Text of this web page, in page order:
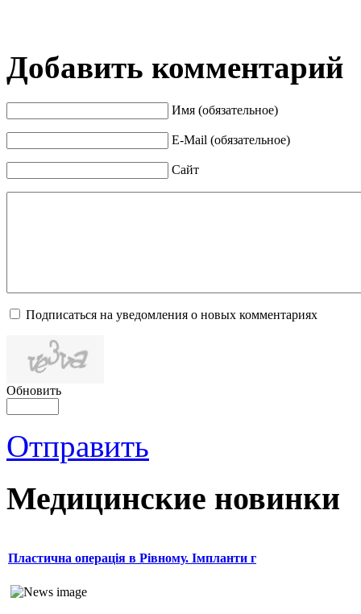
Добавить комментарий
Имя (обязательное)
E-Mail (обязательное)
Сайт
Подписаться на уведомления о новых комментариях
Обновить
Отправить
Медицинские новинки
Пластична операція в Рівному. Імпланти г